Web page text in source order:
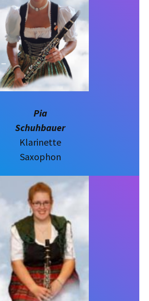
Pia
Schuhbauer
Klarinette
Saxophon